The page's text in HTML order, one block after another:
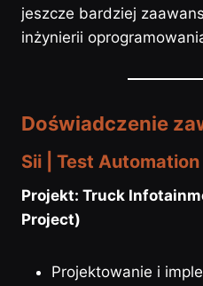
jeszcze bardziej
inżynierii
Doświadczenie
Sii | Test
Projekt: Truck
Project)
Projektowanie i